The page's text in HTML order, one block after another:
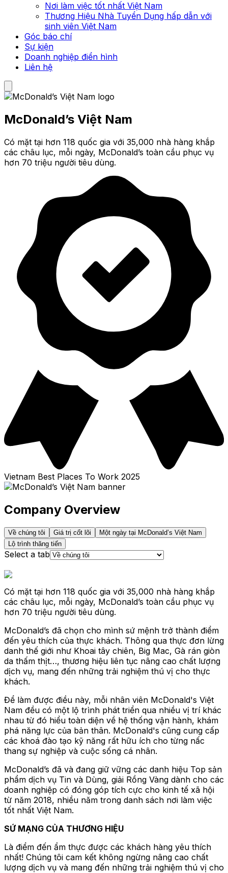
Nơi làm việc tốt nhất Việt Nam
Thương Hiệu Nhà Tuyển Dụng hấp dẫn với
sinh viên Việt Nam
Góc báo chí
Sự kiện
Doanh nghiệp điển hình
Liên hệ
McDonald’s Việt Nam
Có mặt tại hơn 118 quốc gia với 35,000 nhà hàng khắp
các châu lục, mỗi ngày, McDonald’s toàn cầu phục vụ
hơn 70 triệu người tiêu dùng.
Vietnam Best Places To Work 2025
Company Overview
Về chúng tôi Giá trị cốt lõi
Một ngày tại McDonald’s Việt Nam
Lộ trình thăng tiến
Select a tab
Có mặt tại hơn 118 quốc gia với 35,000 nhà hàng khắp
các châu lục, mỗi ngày, McDonald’s toàn cầu phục vụ
hơn 70 triệu người tiêu dùng.
McDonald’s đã chọn cho mình sứ mệnh trở thành điểm
đến yêu thích của thực khách. Thông qua thực đơn lừng
danh thế giới như Khoai tây chiên, Big Mac, Gà rán giòn
da thấm thịt…, thương hiệu liên tục nâng cao chất lượng
dịch vụ, mang đến những trải nghiệm thú vị cho thực
khách.
Để làm được điều này, mỗi nhân viên McDonald's Việt
Nam đều có một lộ trình phát triển qua nhiều vị trí khác
nhau từ đó hiểu toàn diện về hệ thống vận hành, khám
phá năng lực của bản thân. McDonald's cũng cung cấp
các khoá đào tạo kỹ năng rất hữu ích cho từng nấc
thang sự nghiệp và cuộc sống cá nhân.
McDonald’s đã và đang giữ vững các danh hiệu Top sản
phẩm dịch vụ Tin và Dùng, giải Rồng Vàng dành cho các
doanh nghiệp có đóng góp tích cực cho kinh tế xã hội
từ năm 2018, nhiều năm trong danh sách nơi làm việc
tốt nhất Việt Nam.
SỨ MẠNG CỦA THƯƠNG HIỆU
Là điểm đến ẩm thực được các khách hàng yêu thích
nhất! Chúng tôi cam kết không ngừng nâng cao chất
lượng dịch vụ và mang đến những trải nghiệm thú vị cho